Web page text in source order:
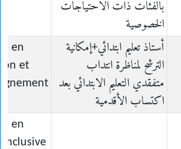
بالفئات ذات الاحتياجات
الخصوصية
أستاذ تعليم ابتدائي+إمكانية
الترشح لمناظرة انتداب
متفقدي التعليم الابتدائي بعد
اكتساب الأقدمية
en
et
en